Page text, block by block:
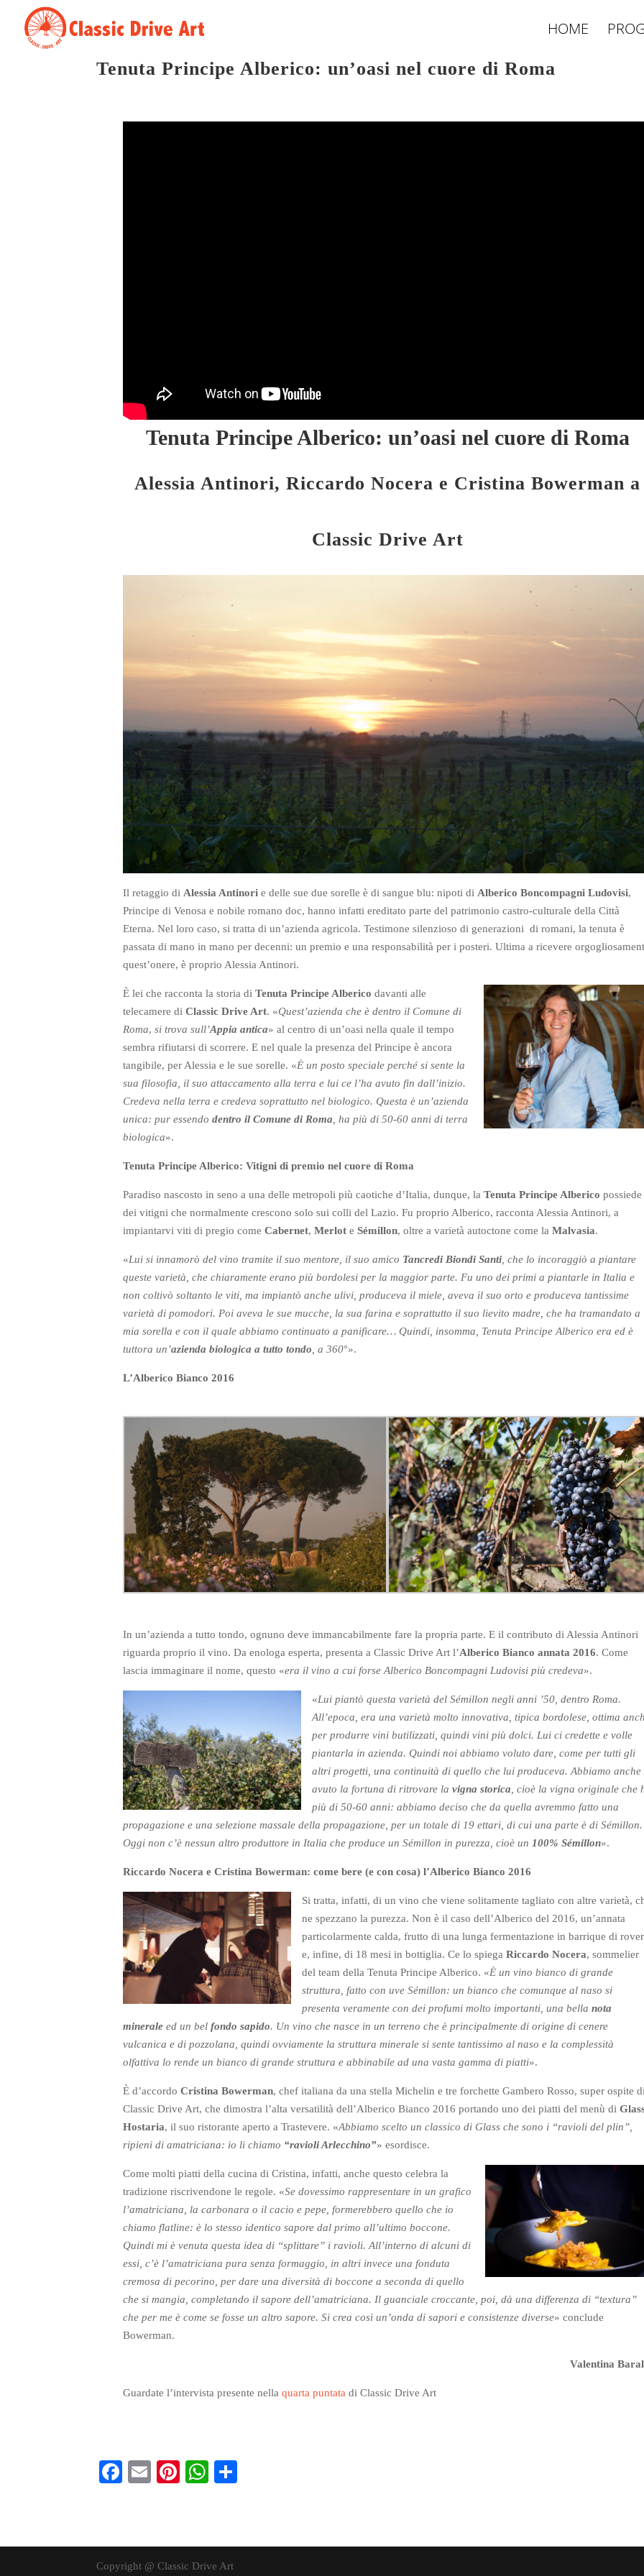
HOME
Tenuta Principe Alberico: un’oasi nel cuore di Roma
Tenuta Principe Alberico: un’oasi nel cuore di Roma
Alessia Antinori, Riccardo Nocera e Cristina Bowerman a
Classic Drive Art
Il retaggio di Alessia Antinorie delle sue due sorelle è di sangue blu: nipoti di Alberico Boncompagni Ludovisi,
Principe di Venosa e nobile romano doc, hanno infatti ereditato parte del patrimonio castro-culturale della Città
Eterna. Nel loro caso, si tratta di un’azienda agricola. Testimone silenzioso di generazioni di romani, la tenuta è
passata di mano in mano per decenni: un premio e una responsabilità per i posteri. Ultima a ricevere
quest’onere, è proprio Alessia Antinori.
È lei che racconta la storia di Tenuta Principe Alberico davanti alle
telecamere di Classic Drive Art. «Quest’azienda che è dentro il Comune di
Roma, si trova sull’Appia antica» al centro di un’oasi nella quale il tempo
sembra rifiutarsi di scorrere. E nel quale la presenza del Principe è ancora
tangibile, per Alessia e le sue sorelle. «È un posto speciale perché si sente la
sua filosofia, il suo attaccamento alla terra e lui ce l’ha avuto fin dall’inizio.
Credeva nella terra e credeva soprattutto nel biologico. Questa è un’azienda
unica: pur essendo dentro il Comune di Roma , ha più di 50-60 anni di terra
biologica».
Tenuta Principe Alberico: Vitigni di premio nel cuore di Roma
Paradiso nascosto in seno a una delle metropoli più caotiche d’Italia, dunque, la Tenuta Principe Alberico possiede
dei vitigni che normalmente crescono solo sui colli del Lazio. Fu proprio Alberico, racconta Alessia Antinori, a
impiantarvi viti di pregio come Cabernet, Merlote Sémillon, oltre a varietà autoctone come la Malvasia.
«Lui si innamorò del vino tramite il suo mentore, il suo amico Tancredi Biondi Santi, che lo incoraggiò a piantare
queste varietà, che chiaramente erano più bordolesi per la maggior parte. Fu uno dei primi a piantarle in Italia e
non coltivò soltanto le viti, ma impiantò anche ulivi, produceva il miele, aveva il suo orto e produceva tantissime
varietà di pomodori. Poi aveva le sue mucche, la sua farina e soprattutto il suo lievito madre, che ha tramandato a
mia sorella e con il quale abbiamo continuato a panificare… Quindi, insomma, Tenuta Principe Alberico era ed è
tuttora un’azienda biologica a tutto tondo , a 360°».
L’Alberico Bianco 2016
In un’azienda a tutto tondo, ognuno deve immancabilmente fare la propria parte. E il contributo di Alessia Antinori
riguarda proprio il vino. Da enologa esperta, presenta a Classic Drive Art l’Alberico Bianco annata 2016. Come
lascia immaginare il nome, questo «era il vino a cui forse Alberico Boncompagni Ludovisi più credeva».
«Lui piantò questa varietà del Sémillon negli anni ’50, dentro Roma.
All’epoca, era una varietà molto innovativa, tipica bordolese, ottima
per produrre vini butilizzati, quindi vini più dolci. Lui ci credette e volle
piantarla in azienda. Quindi noi abbiamo voluto dare, come per tutti gli
altri progetti, una continuità di quello che lui produceva. Abbiamo anche
avuto la fortuna di ritrovare la vigna storica, cioè la vigna originale che
più di 50-60 anni: abbiamo deciso che da quella avremmo fatto una
propagazione e una selezione massale della propagazione, per un totale di 19 ettari, di cui una parte è di Sémillon.
Oggi non c’è nessun altro produttore in Italia che produce un Sémillon in purezza, cioè un 100% Sémillon».
Riccardo Nocera e Cristina Bowerman: come bere (e con cosa) l’Alberico Bianco 2016
Si tratta, infatti, di un vino che viene solitamente tagliato con altre varietà,
ne spezzano la purezza. Non è il caso dell’Alberico del 2016, un’annata
particolarmente calda, frutto di una lunga fermentazione in barrique di
e, infine, di 18 mesi in bottiglia. Ce lo spiega Riccardo Nocera, sommelier
del team della Tenuta Principe Alberico. «È un vino bianco di grande
struttura, fatto con uve Sémillon: un bianco che comunque al naso si
presenta veramente con dei profumi molto importanti, una bella nota
mineraleed un bel fondo sapido. Un vino che nasce in un terreno che è principalmente di origine di cenere
vulcanica e di pozzolana, quindi ovviamente la struttura minerale si sente tantissimo al naso e la complessità
olfattiva lo rende un bianco di grande struttura e abbinabile ad una vasta gamma di piatti».
È d’accordo Cristina Bowerman, chef italiana da una stella Michelin e tre forchette Gambero Rosso, super ospite
Classic Drive Art, che dimostra l’alta versatilità dell’Alberico Bianco 2016 portando uno dei piatti del menù di
Hostaria, il suo ristorante aperto a Trastevere. «Abbiamo scelto un classico di Glass che sono i “ravioli del plin”,
ripieni di amatriciana: io li chiamo “ravioli Arlecchino”» esordisce.
Come molti piatti della cucina di Cristina, infatti, anche questo celebra la
tradizione riscrivendone le regole. «Se dovessimo rappresentare in un grafico
l’amatriciana, la carbonara o il cacio e pepe, formerebbero quello che io
chiamo flatline: è lo stesso identico sapore dal primo all’ultimo boccone.
Quindi mi è venuta questa idea di “splittare” i ravioli. All’interno di alcuni di
essi, c’è l’amatriciana pura senza formaggio, in altri invece una fonduta
cremosa di pecorino, per dare una diversità di boccone a seconda di quello
che si mangia, completando il sapore dell’amatriciana. Il guanciale croccante, poi, dà una differenza di “textura”
che per me è come se fosse un altro sapore. Si crea così un’onda di sapori e consistenze diverse» conclude
Bowerman.
Valentina
Guardate l’intervista presente nella quarta puntatadi Classic Drive Art
Fa
ok
E
Pi
es
t
W
A
pp
Copyright @ Classic Drive Art